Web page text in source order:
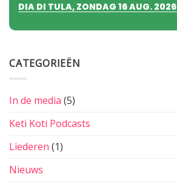
DIA DI TULA, ZONDAG 16 AUG. 2026
CATEGORIEËN
In de media (5)
Keti Koti Podcasts
Liederen (1)
Nieuws